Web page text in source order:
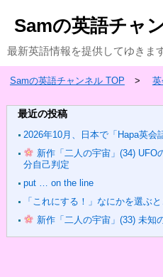
Samの英語チャ
最新英語情報を提供してゆきま
Samの英語チャンネル TOP
最近の投稿
2026年10月、日本で「Hapa英会
新作「二人の宇宙」(34) UFO
分自己判定
put … on the line
「これにする！」なにかを選ぶ
新作「二人の宇宙」(33) 未知